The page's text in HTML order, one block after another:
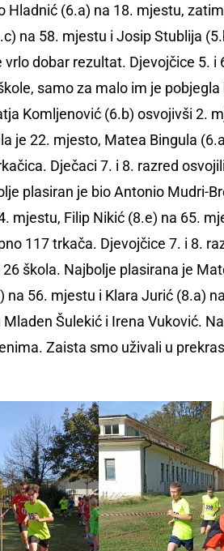
Hladnić (6.a) na 18. mjestu,
na 58. mjestu i Josip Stublija
dobar rezultat. Djevojčice 5. i
samo za malo im je pobjegla
Komljenović (6.b) osvojivši 2.
je 22. mjesto, Matea Bingula
Dječaci 7. i 8. razred
plasiran je bio Antonio Mudri-
mjestu, Filip Nikić (8.e) na 65.
117 trkača. Djevojčice 7. i 8.
škola. Najbolje plasirana je
56. mjestu i Klara Jurić (8.a)
Šulekić i Irena Vuković.
Zaista smo uživali u